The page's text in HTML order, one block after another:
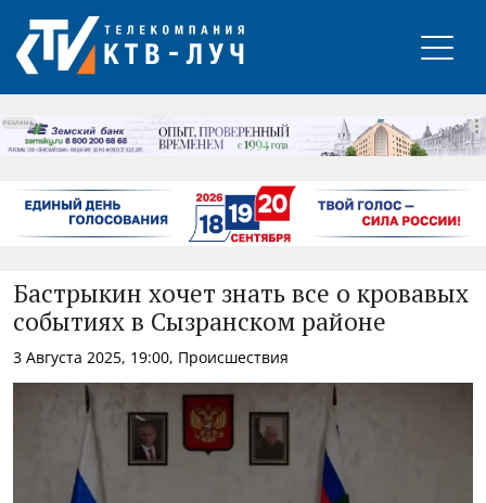
РЕКЛАМА
Бастрыкин хочет знать все о кровавых
событиях в Сызранском районе
3 Августа 2025, 19:00, Происшествия